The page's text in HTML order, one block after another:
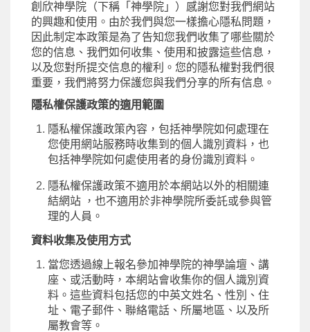
創欣神學院（下稱「神學院」）感謝您對我們網站
的興趣和使用 。 由於我們與您一樣擔心隱私問題，
因此制定本政策是為了告知您我們收集了哪些關於
您的信息、我們如何收集、使用和披露這些信息，
以及您對所提交信息的權利。您的隱私權對我們很
重要，我們將努力保護您與我們分享的所有信息。
隱私權保護政策的適用範圍
隱私權保護政策內容，包括神學院如何處理在
您使用網站服務時收集到的個人識別資料，也
包括神學院如何處使用者的身份識別資料。
隱私權保護政策不適用於本網站以外的相關連
結網站 ，也不適用於非神學院所委託或參與管
理的人員。
資料收集及使用方式
當您透過線上報名參加神學院的神學論壇、講
座、或活動時，本網站會收集你的個人識別資
料。這些資料包括您的中英文姓名、性別、住
址、電子郵件、聯絡電話、所屬地區、以及所
屬教會等。